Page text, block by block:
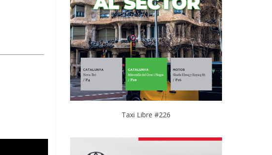
Taxi Libre #226